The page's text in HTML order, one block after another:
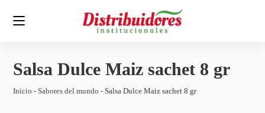
Salsa Dulce Maiz sachet 8 gr
Inicio -Sabores del mundo -Salsa Dulce Maiz sachet 8 gr